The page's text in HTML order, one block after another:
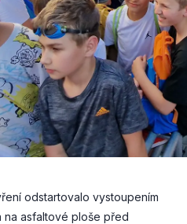
odstartovalo vystoupením
asfaltové ploše před